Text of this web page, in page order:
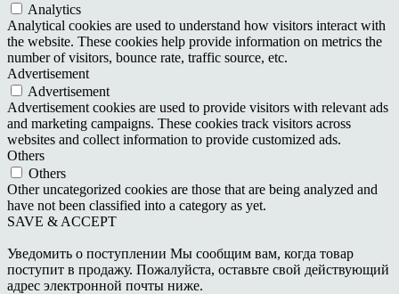
Analytics
Analytical cookies are used to understand how visitors interact with
the website. These cookies help provide information on metrics the
number of visitors, bounce rate, traffic source, etc.
Advertisement
Advertisement
Advertisement cookies are used to provide visitors with relevant ads
and marketing campaigns. These cookies track visitors across
websites and collect information to provide customized ads.
Others
Others
Other uncategorized cookies are those that are being analyzed and
have not been classified into a category as yet.
SAVE & ACCEPT
Уведомить о поступлении Мы сообщим вам, когда товар
поступит в продажу. Пожалуйста, оставьте свой действующий
адрес электронной почты ниже.